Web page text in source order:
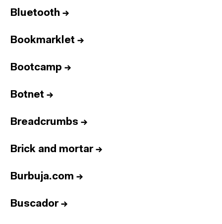
Bluetooth →
Bookmarklet →
Bootcamp →
Botnet →
Breadcrumbs →
Brick and mortar→
Burbuja.com →
Buscador→